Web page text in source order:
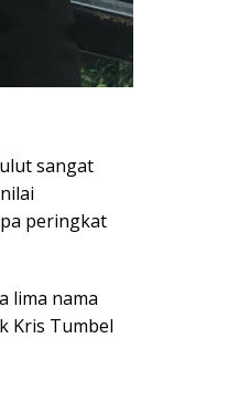
sangat
peringkat
lima nama
Kris Tumbel